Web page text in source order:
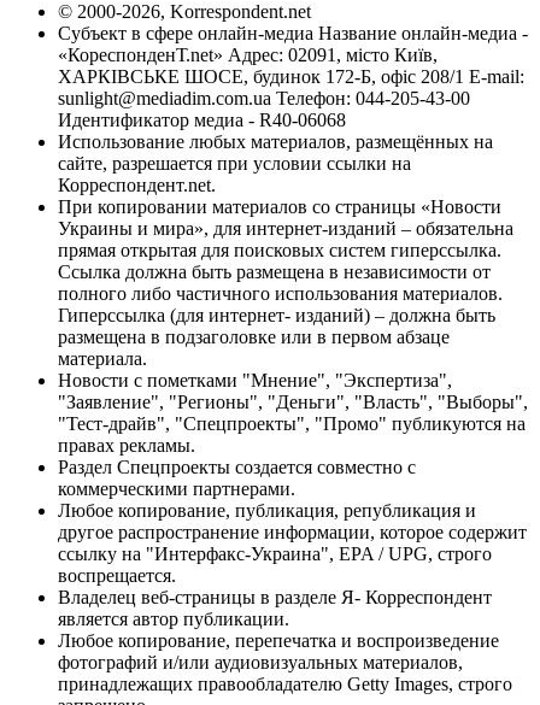
© 2000-2026, Korrespondent.net
Субъект в сфере онлайн-медиа Название онлайн-медиа -
«КореспонденТ.net» Адрес: 02091, місто Київ,
ХАРКІВСЬКЕ ШОСЕ, будинок 172-Б, офіс 208/1 E-mail:
sunlight@mediadim.com.ua Телефон: 044-205-43-00
Идентификатор медиа - R40-06068
Использование любых материалов, размещённых на
сайте, разрешается при условии ссылки на
Корреспондент.net.
При копировании материалов со страницы «Новости
Украины и мира», для интернет-изданий – обязательна
прямая открытая для поисковых систем гиперссылка.
Ссылка должна быть размещена в независимости от
полного либо частичного использования материалов.
Гиперссылка (для интернет- изданий) – должна быть
размещена в подзаголовке или в первом абзаце
материала.
Новости с пометками "Мнение", "Экспертиза",
"Заявление", "Регионы", "Деньги", "Власть", "Выборы",
"Тест-драйв", "Спецпроекты", "Промо" публикуются на
правах рекламы.
Раздел Спецпроекты создается совместно с
коммерческими партнерами.
Любое копирование, публикация, републикация и
другое распространение информации, которое содержит
ссылку на "Интерфакс-Украина", EPA / UPG, строго
воспрещается.
Владелец веб-страницы в разделе Я- Корреспондент
является автор публикации.
Любое копирование, перепечатка и воспроизведение
фотографий и/или аудиовизуальных материалов,
принадлежащих правообладателю Getty Images, строго